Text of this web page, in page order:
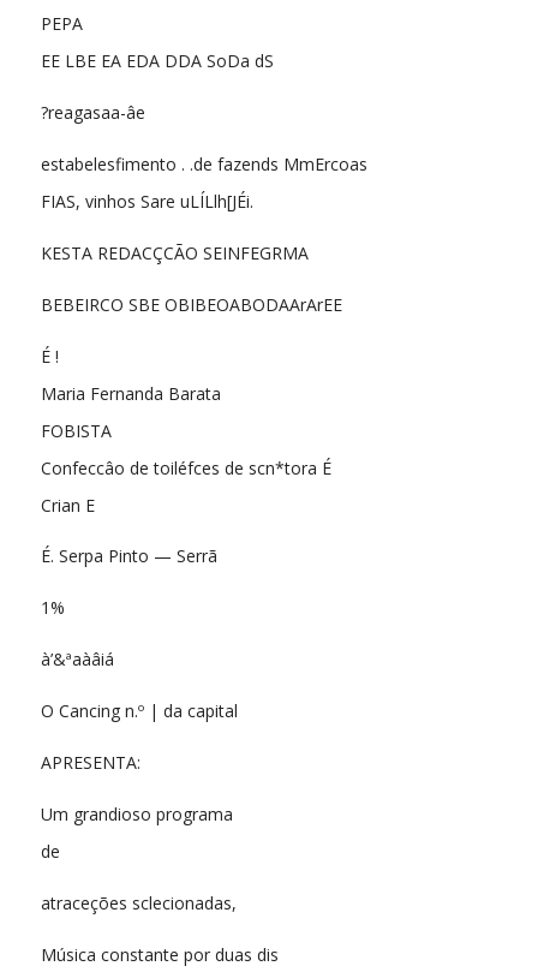
PEPA
EE LBE EA EDA DDA SoDa dS
?reagasaa-âe
estabelesfimento . .de fazends MmErcoas
FIAS, vinhos Sare uLÍLlh[JÉi.
KESTA REDACÇCÃO SEINFEGRMA
BEBEIRCO SBE OBIBEOABODAArArEE
É !
Maria Fernanda Barata
FOBISTA
Confeccâo de toiléfces de scn*tora É
Crian E
É. Serpa Pinto — Serrã
1%
à’&ªaàâiá
O Cancing n.º | da capital
APRESENTA:
Um grandioso programa
de
atraceções sclecionadas,
Música constante por duas dis